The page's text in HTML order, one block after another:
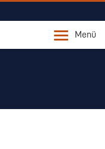
Menü